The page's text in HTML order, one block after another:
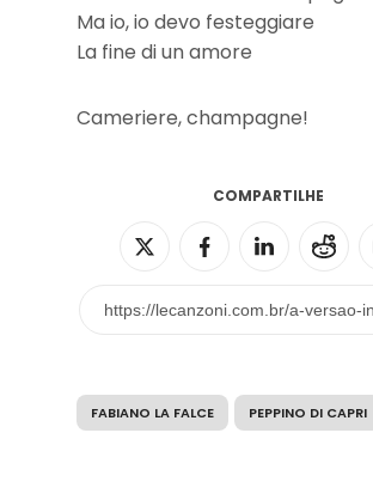
Ma io, io devo festeggiare
La fine di un amore
Cameriere, champagne!
COMPARTILHE
FABIANO LA FALCE PEPPINO DI CAPRI